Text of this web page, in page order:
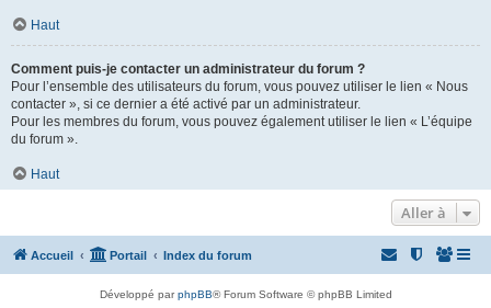
Haut
Comment puis-je contacter un administrateur du forum ?
Pour l’ensemble des utilisateurs du forum, vous pouvez utiliser le lien « Nous
contacter », si ce dernier a été activé par un administrateur.
Pour les membres du forum, vous pouvez également utiliser le lien « L’équipe
du forum ».
Haut
Aller à
Accueil Portail Index du forum
Développé parphpBB® Forum Software © phpBB Limited